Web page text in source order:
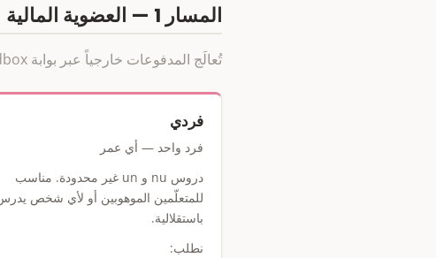
المسار 1 — العضوية المالية
تُعالَج المدفوعات خارجياً عبر بوابة unsandbox. بعد الدفع، يتفعّل اشتراكك هنا تلقائياً.
فردي
فرد واحد — أي عمر
دروس nu و un غير محدودة. مناسب
للمتعلّمين الموهوبين أو لأي شخص
باستقلالية.
نطلب: